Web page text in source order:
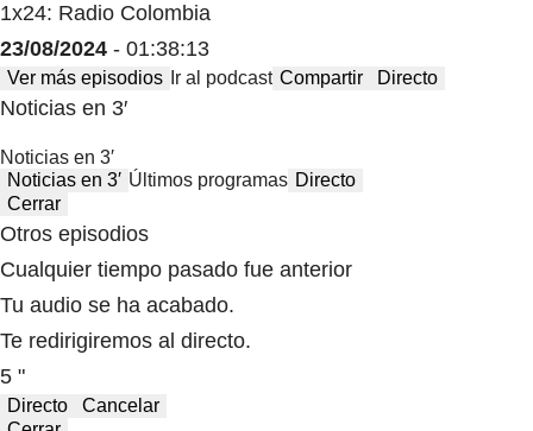
1x24: Radio Colombia
23/08/2024 - 01:38:13
Ver más episodios Ir al podcast Compartir Directo
Noticias en 3′
Noticias en 3′
Noticias en 3′ Últimos programas Directo
Cerrar
Otros episodios
Cualquier tiempo pasado fue anterior
Tu audio se ha acabado.
Te redirigiremos al directo.
5 "
Directo
Cancelar